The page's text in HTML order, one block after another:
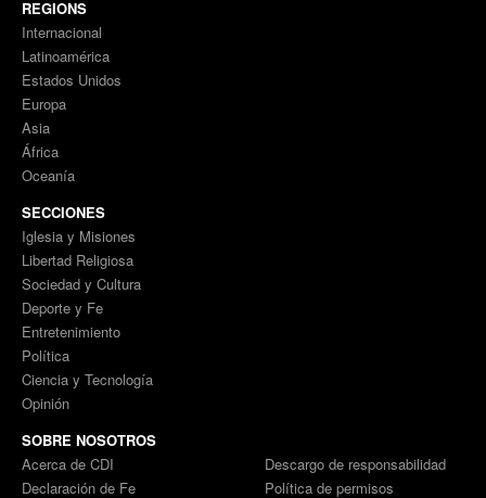
REGIONS
Internacional
Latinoamérica
Estados Unidos
Europa
Asia
África
Oceanía
SECCIONES
Iglesia y Misiones
Libertad Religiosa
Sociedad y Cultura
Deporte y Fe
Entretenimiento
Política
Ciencia y Tecnología
Opinión
SOBRE NOSOTROS
Acerca de CDI
Declaración de Fe
Descargo de responsabilidad
Política de permisos